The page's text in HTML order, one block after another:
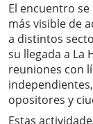
El encuentro
más visible de
a distintos
su llegada a La
reuniones con
opositores y
Estas